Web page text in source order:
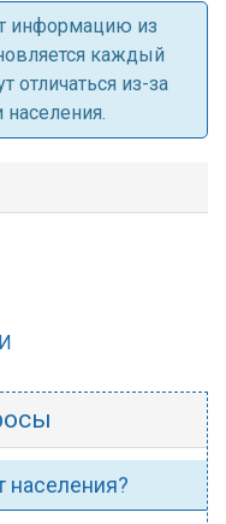
информацию из
каждый
отличаться из-за
населения.
населения?